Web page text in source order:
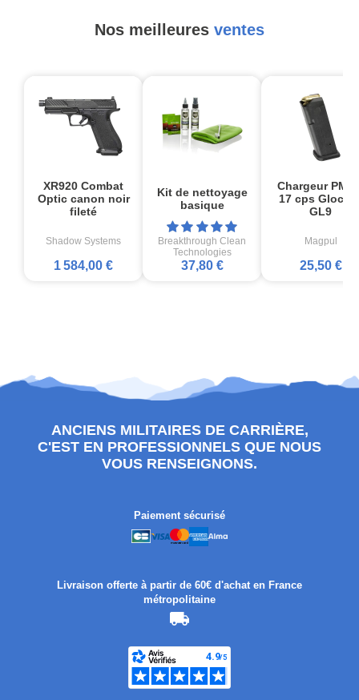
Nos meilleures ventes
XR920 Combat
Optic canon noir
fileté
Shadow Systems
1 584,00 €
Kit de nettoyage
basique
Breakthrough Clean
Technologies
37,80 €
Chargeur
17 cps
GL9
Magpul
25,50 €
ANCIENS MILITAIRES DE CARRIÈRE,
C'EST EN PROFESSIONNELS QUE NOUS
VOUS RENSEIGNONS.
Paiement sécurisé
Livraison offerte à partir de 60€ d'achat en France
métropolitaine